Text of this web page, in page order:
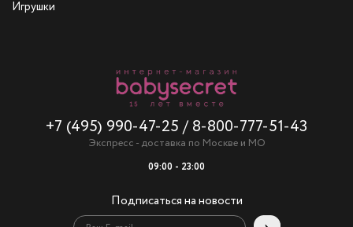
Игрушки
+7 (495) 990-47-25 / 8-800-777-51-43
Экспресс - доставка по Москве и МО
09:00 - 23:00
Подписаться на новости